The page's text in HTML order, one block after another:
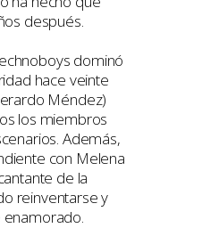
después.
dominó
hace veinte
Méndez)
los miembros
Además,
con Melena
de la
reinventarse y
enamorado.